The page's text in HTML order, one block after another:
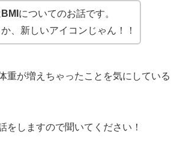
BMI についてのお話です。
、新しいアイコンじゃん！！
重が増えちゃったことを気にしている
をしますので聞いてください！